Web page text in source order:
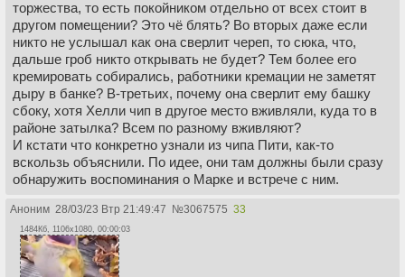
Козы много где. Если ты смотрел на алтарь тупорылой
КОБЭЛ, то у неё там было изображение козы и шута,
молодой женщины и старой. Также в сцене где Дилон сидит
в маске Кира, ему танцевали 4 человека в масках козла,
шута, молодой и старой женщины. Также на одной из
картин, Кир Игэн предстает в роли некоего мессии, который
указывает путь, а подле него козел, шут, молодая и старая.
Козы являются важным животным в мифологии евреев.
сразу же, когда к ней пришел Грабер или как его там звали -
он по своей инициативе к ней поперся, что ли? Как он ее
выследил? С Ирвингом та же херня - я так понял, у его
разделения были сбои, из-за чего он собирал компромат на
корпорацию и рисовал коридор.
>Также у меня есть подозрение, что весь городок - под
контролем Люмена и возможно там вообще все разделены
нахуй, но только по разному.
Норм теория, это могло бы объяснить почему Кобел и
Милчек кажутся не разделенными и у них есть
корпорация просто тестирует разные способы разделения.
>Козы много где. Если ты смотрел на алтарь тупорылой
КОБЭЛ, то у неё там было изображение козы и шута,
торжества, то есть покойником отдельно от всех стоит в
другом помещении? Это чё блять? Во вторых даже если
никто не услышал как она сверлит череп, то сюка, что,
дальше гроб никто открывать не будет? Тем более его
кремировать собирались, работники кремации не заметят
дыру в банке? В-третьих, почему она сверлит ему башку
сбоку, хотя Хелли чип в другое место вживляли, куда то в
районе затылка? Всем по разному вживляют?
И кстати что конкретно узнали из чипа Пити, как-то
вскользь объяснили. По идее, они там должны были сразу
обнаружить воспоминания о Марке и встрече с ним.
Аноним 28/03/23 Втр 21:49:47 №3067575 33
1484Кб, 1106x1080, 00:00:03